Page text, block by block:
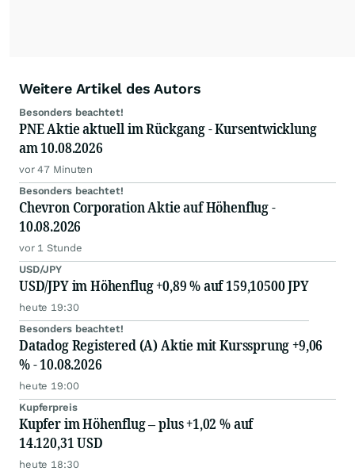
Weitere Artikel des Autors
Besonders beachtet!
PNE Aktie aktuell im Rückgang - Kursentwicklung
am 10.08.2026
vor 47 Minuten
Besonders beachtet!
Chevron Corporation Aktie auf Höhenflug -
10.08.2026
vor 1 Stunde
USD/JPY
USD/JPY im Höhenflug +0,89 % auf 159,10500 JPY
heute 19:30
Besonders beachtet!
Datadog Registered (A) Aktie mit Kurssprung +9,06
% - 10.08.2026
heute 19:00
Kupferpreis
Kupfer im Höhenflug – plus +1,02 % auf
14.120,31 USD
heute 18:30